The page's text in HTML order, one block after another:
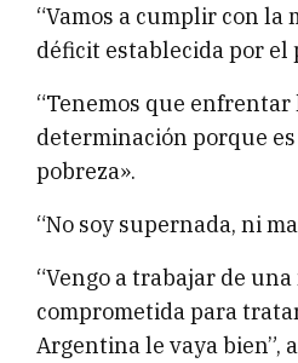
“Vamos a cumplir con la
déficit establecida por el
“Tenemos que
determinación porque
pobreza».
“No soy supernada, ni
“Vengo a trabajar de
comprometida para
Argentina le vaya bien”,